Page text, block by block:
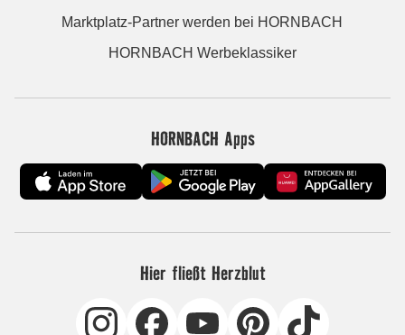
Marktplatz-Partner werden bei HORNBACH
HORNBACH Werbeklassiker
HORNBACH Apps
Hier fließt Herzblut